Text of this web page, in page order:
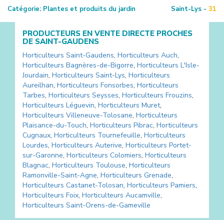
Catégorie: Plantes et produits du jardin Saint-Lys - 31
PRODUCTEURS EN VENTE DIRECTE PROCHES
DE SAINT-GAUDENS
Horticulteurs Saint-Gaudens, Horticulteurs Auch,
Horticulteurs Bagnères-de-Bigorre, Horticulteurs L'Isle-
Jourdain, Horticulteurs Saint-Lys, Horticulteurs
Aureilhan, Horticulteurs Fonsorbes, Horticulteurs
Tarbes, Horticulteurs Seysses, Horticulteurs Frouzins,
Horticulteurs Léguevin, Horticulteurs Muret,
Horticulteurs Villeneuve-Tolosane, Horticulteurs
Plaisance-du-Touch, Horticulteurs Pibrac, Horticulteurs
Cugnaux, Horticulteurs Tournefeuille, Horticulteurs
Lourdes, Horticulteurs Auterive, Horticulteurs Portet-
sur-Garonne, Horticulteurs Colomiers, Horticulteurs
Blagnac, Horticulteurs Toulouse, Horticulteurs
Ramonville-Saint-Agne, Horticulteurs Grenade,
Horticulteurs Castanet-Tolosan, Horticulteurs Pamiers,
Horticulteurs Foix, Horticulteurs Aucamville,
Horticulteurs Saint-Orens-de-Gameville